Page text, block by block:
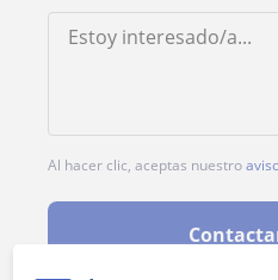
Al hacer clic, aceptas nuestro